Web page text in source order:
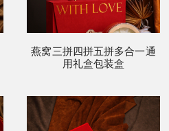
燕窝三拼四拼五拼多合一通
用礼盒包装盒